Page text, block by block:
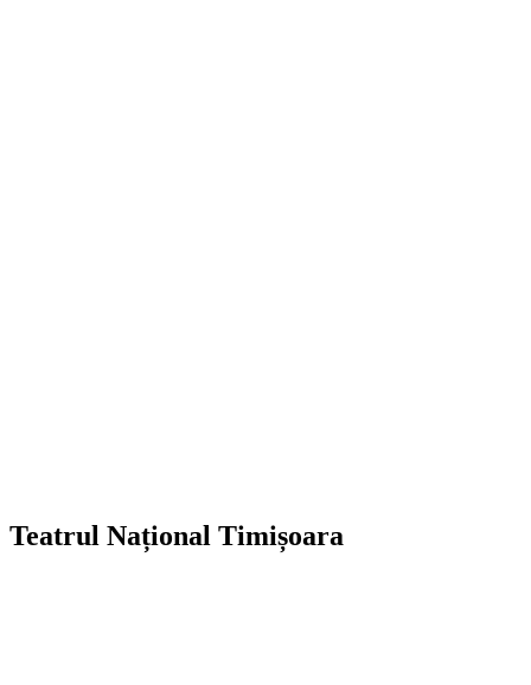
Teatrul Național Timișoara